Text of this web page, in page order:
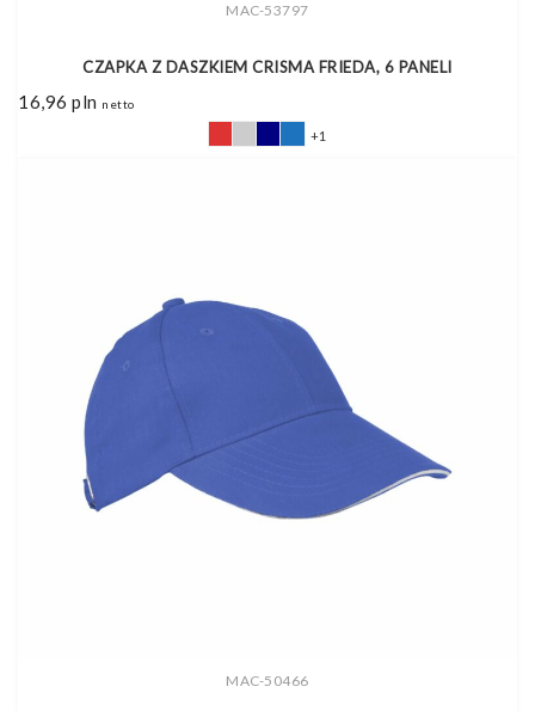
MAC-53797
CZAPKA Z DASZKIEM CRISMA FRIEDA, 6 PANELI
16,96 pln netto
+1
MAC-50466